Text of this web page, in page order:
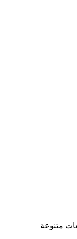
متنوعة